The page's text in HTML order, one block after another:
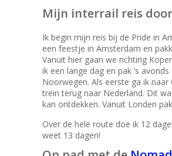
Mijn interrail reis
Ik begin mijn reis bij de Pride in
een feestje in Amsterdam en
Vanuit hier gaan we richting
ik een lange dag en pak ’s
Noorwegen. Als eerste ga ik
trein terug naar Nederland. Dit
kan ontdekken. Vanuit Londen
Over de hele route doe ik 12
weet 13 dagen!